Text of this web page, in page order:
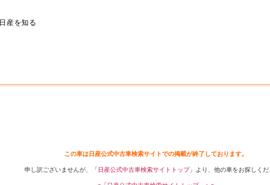
日産を知る
この車は日産公式中古車検索サイトでの掲載が終了しております。
申し訳ございませんが、「 日産公式中古車検索サイトトップ」より、他の車をお探しくだ